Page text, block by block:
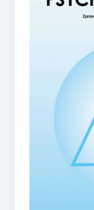
Proutkaření – historie
Kniha návštěv
Mapa – sídlo ČEPES
Seznam praktiků